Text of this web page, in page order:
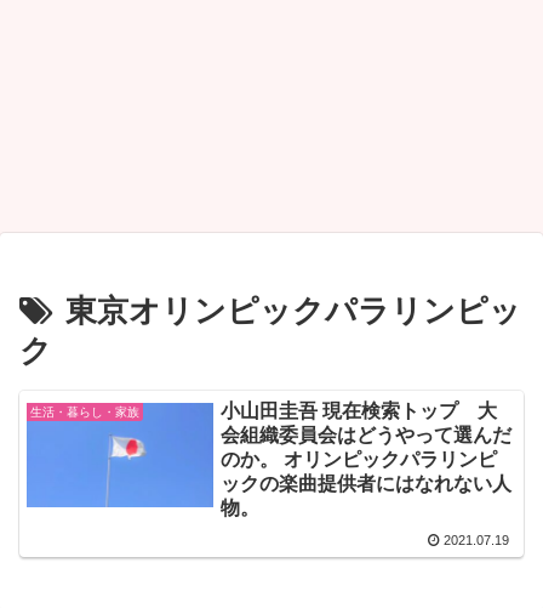
東京オリンピックパラリンピッ
ク
生活・暮らし・家族
小山田圭吾 現在検索トップ 大
会組織委員会はどうやって選んだ
のか。 オリンピックパラリンピ
ックの楽曲提供者にはなれない人
物。
2021.07.19